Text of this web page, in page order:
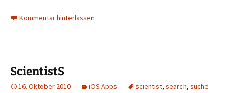
Kommentar hinterlassen
ScientistS
16. Oktober 2010 iOS Apps scientist, search, suche